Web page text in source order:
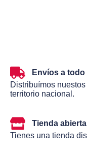
Envíos a todo
Distribuímos
territorio nacional.
Tienda
Tienes una tienda